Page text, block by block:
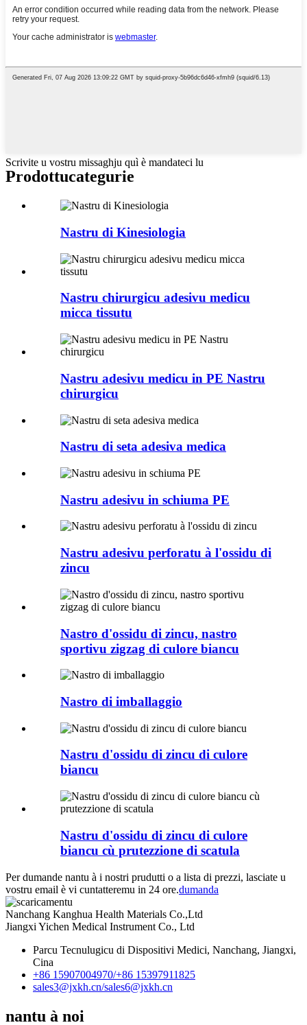
Scrivite u vostru missaghju quì è mandateci lu
Prodottucategurie
Nastru di Kinesiologia
Nastru chirurgicu adesivu medicu
micca tissutu
Nastru adesivu medicu in PE Nastru
chirurgicu
Nastru di seta adesiva medica
Nastru adesivu in schiuma PE
Nastru adesivu perforatu à l'ossidu di
zincu
Nastro d'ossidu di zincu, nastro
sportivu zigzag di culore biancu
Nastro di imballaggio
Nastru d'ossidu di zincu di culore
biancu
Nastru d'ossidu di zincu di culore
biancu cù prutezzione di scatula
Per dumande nantu à i nostri prudutti o a lista di prezzi, lasciate u
vostru email è vi cuntatteremu in 24 ore.dumanda
Nanchang Kanghua Health Materials Co.,Ltd
Jiangxi Yichen Medical Instrument Co., Ltd
Parcu Tecnulugicu di Dispositivi Medici, Nanchang, Jiangxi,
Cina
+86 15907004970/+86 15397911825
sales3@jxkh.cn/sales6@jxkh.cn
nantu à noi